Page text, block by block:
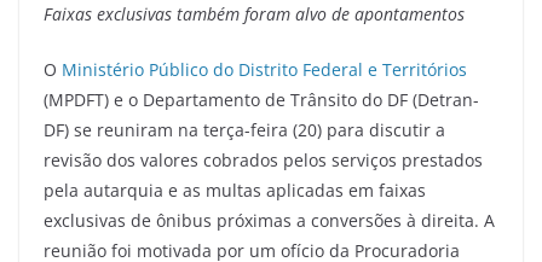
Faixas exclusivas também foram alvo de apontamentos
O Ministério Público do Distrito Federal e Territórios
(MPDFT) e o Departamento de Trânsito do DF (Detran-
DF) se reuniram na terça-feira (20) para discutir a
revisão dos valores cobrados pelos serviços prestados
pela autarquia e as multas aplicadas em faixas
exclusivas de ônibus próximas a conversões à direita. A
reunião foi motivada por um ofício da Procuradoria